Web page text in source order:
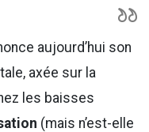
aujourd’hui son
axée sur la
les baisses
(mais n’est-elle